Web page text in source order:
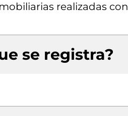
realizadas con
se registra?